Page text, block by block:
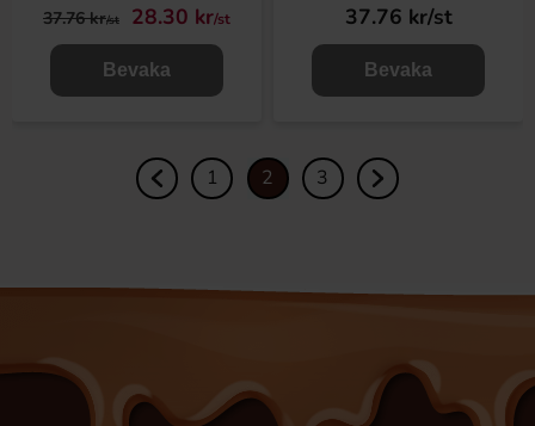
37.76 kr/st 28.30 kr/st
Bevaka
37.76 kr/st
Bevaka
1 2 3